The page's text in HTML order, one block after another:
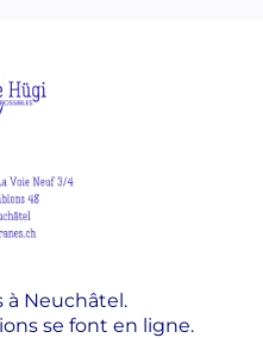
à Neuchâtel.
se font en ligne.